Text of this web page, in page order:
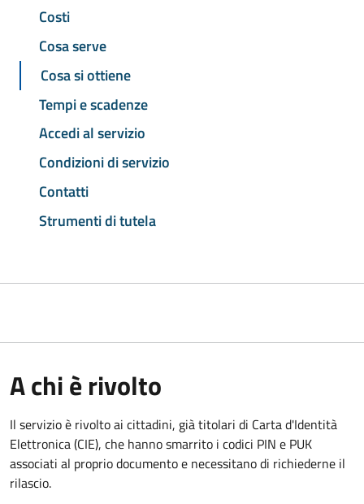
Costi
Cosa serve
Cosa si ottiene
Tempi e scadenze
Accedi al servizio
Condizioni di servizio
Contatti
Strumenti di tutela
A chi è rivolto
Il servizio è rivolto ai cittadini, già titolari di Carta d'Identità
Elettronica (CIE), che hanno smarrito i codici PIN e PUK
associati al proprio documento e necessitano di richiederne il
rilascio.